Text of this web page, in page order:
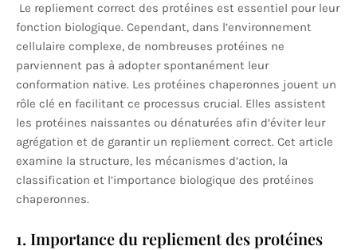
Le repliement correct des protéines est essentiel pour leur
fonction biologique. Cependant, dans l’environnement
cellulaire complexe, de nombreuses protéines ne
parviennent pas à adopter spontanément leur
conformation native. Les protéines chaperonnes jouent un
rôle clé en facilitant ce processus crucial. Elles assistent
les protéines naissantes ou dénaturées afin d’éviter leur
agrégation et de garantir un repliement correct. Cet article
examine la structure, les mécanismes d’action, la
classification et l’importance biologique des protéines
chaperonnes.
1. Importance du repliement des protéines